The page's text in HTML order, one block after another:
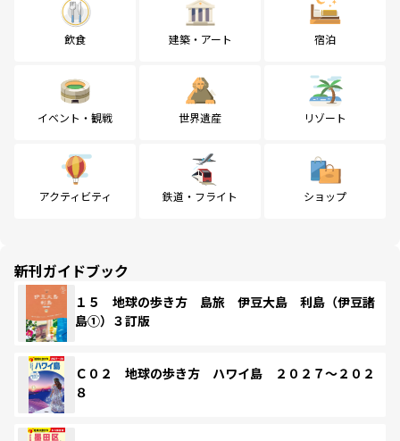
飲食 建築・アート 宿泊
イベント・観戦 世界遺産 リゾート
アクティビティ 鉄道・フライト ショップ
新刊ガイドブック
１５ 地球の歩き方 島旅 伊豆大島 利島（伊豆諸
島①）３訂版
Ｃ０２ 地球の歩き方 ハワイ島 ２０２７～２０２
８